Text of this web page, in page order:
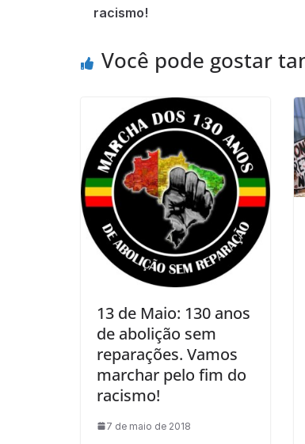
racismo!
Você pode gostar
13 de Maio: 130 anos
de abolição sem
reparações. Vamos
marchar pelo fim do
racismo!
7 de maio de 2018